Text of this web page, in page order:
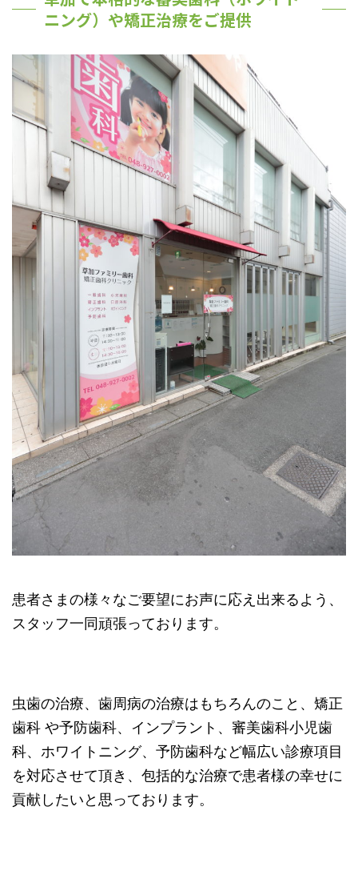
ニング）や矯正治療をご提供
患者さまの様々なご要望にお声に応え出来るよう、
スタッフ一同頑張っております。
虫歯の治療、歯周病の治療はもちろんのこと、矯正
歯科 や予防歯科、インプラント、審美歯科小児歯
科、ホワイトニング、予防歯科など幅広い診療項目
を対応させて頂き、包括的な治療で患者様の幸せに
貢献したいと思っております。